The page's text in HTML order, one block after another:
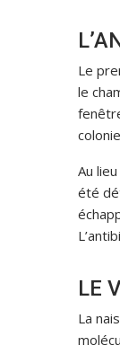
Le
le
Au
été
LE
La